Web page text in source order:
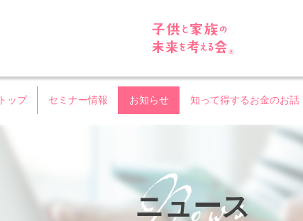
トップ セミナー情報 お知らせ 知って得するお金のお話
ニュース